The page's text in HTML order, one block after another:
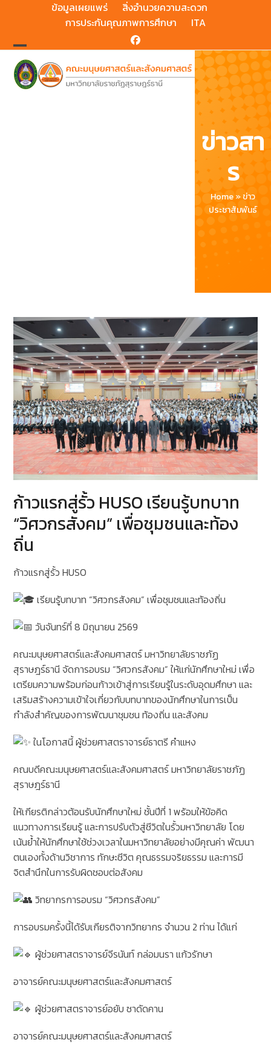
ข้อมูลเผยแพร่
สิ่งอำนวยความสะดวก
การประกันคุณภาพการศึกษา
ITA
Facebook
Open
mobile
Close
mobile
ข่าวสา
ร
Home»ข่าว
ประชาสัมพันธ์
ก้าวแรกสู่รั้ว HUSO เรียนรู้บทบาท
“วิศวกรสังคม” เพื่อชุมชนและท้อง
ถิ่น
ก้าวแรกสู่รั้ว HUSO
เรียนรู้บทบาท “วิศวกรสังคม” เพื่อชุมชนและท้องถิ่น
วันจันทร์ที่ 8 มิถุนายน 2569
คณะมนุษยศาสตร์และสังคมศาสตร์ มหาวิทยาลัยราชภัฏ
สุราษฎร์ธานี จัดการอบรม “วิศวกรสังคม” ให้แก่นักศึกษาใหม่ เพื่อ
เตรียมความพร้อมก่อนก้าวเข้าสู่การเรียนรู้ในระดับอุดมศึกษา และ
เสริมสร้างความเข้าใจเกี่ยวกับบทบาทของนักศึกษาในการเป็น
กำลังสำคัญของการพัฒนาชุมชน ท้องถิ่น และสังคม
ในโอกาสนี้ ผู้ช่วยศาสตราจารย์ธาตรี คำแหง
คณบดีคณะมนุษยศาสตร์และสังคมศาสตร์ มหาวิทยาลัยราชภัฏ
สุราษฎร์ธานี
ให้เกียรติกล่าวต้อนรับนักศึกษาใหม่ ชั้นปีที่ 1 พร้อมให้ข้อคิด
แนวทางการเรียนรู้ และการปรับตัวสู่ชีวิตในรั้วมหาวิทยาลัย โดย
เน้นย้ำให้นักศึกษาใช้ช่วงเวลาในมหาวิทยาลัยอย่างมีคุณค่า พัฒนา
ตนเองทั้งด้านวิชาการ ทักษะชีวิต คุณธรรมจริยธรรม และการมี
จิตสำนึกในการรับผิดชอบต่อสังคม
วิทยากรการอบรม “วิศวกรสังคม”
การอบรมครั้งนี้ได้รับเกียรติจากวิทยากร จำนวน 2 ท่าน ได้แก่
ผู้ช่วยศาสตราจารย์จีรนันท์ กล่อมนรา แก้วรักษา
อาจารย์คณะมนุษยศาสตร์และสังคมศาสตร์
ผู้ช่วยศาสตราจารย์อยับ ซาดัดคาน
อาจารย์คณะมนุษยศาสตร์และสังคมศาสตร์